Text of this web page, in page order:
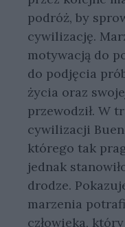
podróż, by
cywilizację.
motywacją do
do podjęcia
życia oraz
przewodził. W
cywilizacji
którego tak
jednak
drodze.
marzenia
człowieka,